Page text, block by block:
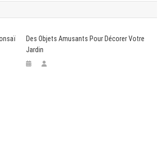
Des Objets Amusants Pour Décorer Votre
Jardin